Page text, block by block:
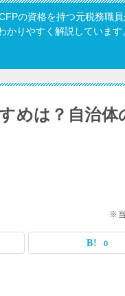
の資格を持つ元税務職
りやすく解説しています
めは？自治体
※当
0